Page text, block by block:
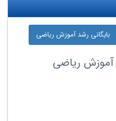
بایگانی رشد آموزش ریاضی
ریاضی